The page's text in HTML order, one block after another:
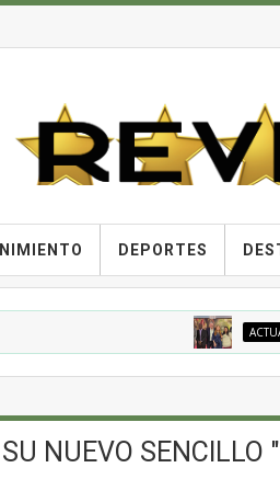
DEPORTES
ACTUALIDAD
NUEVO SENCILLO